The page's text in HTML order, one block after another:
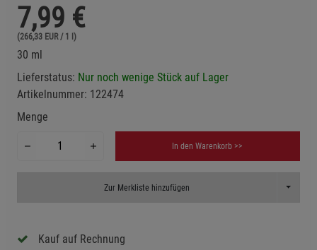
7,99 €
(266,33 EUR / 1 l)
30 ml
Lieferstatus: Nur noch wenige Stück auf Lager
Artikelnummer: 122474
Menge
In den Warenkorb >>
Zur Merkliste hinzufügen Toggle
Kauf auf Rechnung